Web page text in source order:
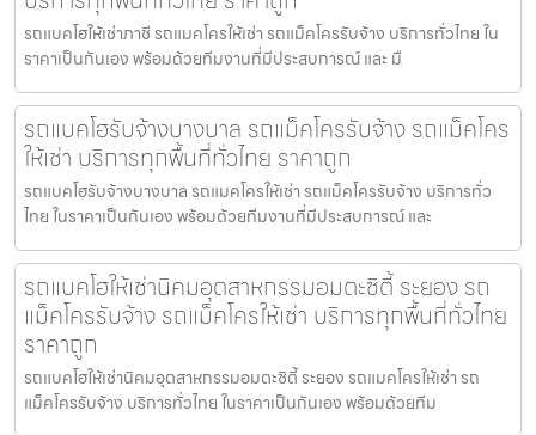
รถแบคโฮให้เช่าภาชี รถแมคโครให้เช่า รถแม็คโครรับจ้าง บริการทั่วไทย ใน
ราคาเป็นกันเอง พร้อมด้วยทีมงานที่มีประสบการณ์ และ มื
รถแบคโฮรับจ้างบางบาล รถแม็คโครรับจ้าง รถแม็คโคร
ให้เช่า บริการทุกพื้นที่ทั่วไทย ราคาถูก
รถแบคโฮรับจ้างบางบาล รถแมคโครให้เช่า รถแม็คโครรับจ้าง บริการทั่ว
ไทย ในราคาเป็นกันเอง พร้อมด้วยทีมงานที่มีประสบการณ์ และ
รถแบคโฮให้เช่านิคมอุตสาหกรรมอมตะซิตี้ ระยอง รถ
แม็คโครรับจ้าง รถแม็คโครให้เช่า บริการทุกพื้นที่ทั่วไทย
ราคาถูก
รถแบคโฮให้เช่านิคมอุตสาหกรรมอมตะซิตี้ ระยอง รถแมคโครให้เช่า รถ
แม็คโครรับจ้าง บริการทั่วไทย ในราคาเป็นกันเอง พร้อมด้วยทีม